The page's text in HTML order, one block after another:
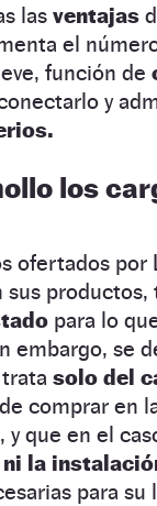
las ventajas
el
función de
y
los
ofertados por
sus productos,
para lo
embargo, se
solo del
comprar en
y que en el
ni la
para su